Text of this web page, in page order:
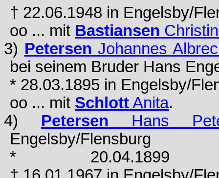
† 22.06.1948 in Engelsby/
oo ... mit Bastiansen
3) Petersen Johannes
bei seinem Bruder Hans
* 28.03.1895 in Engelsby/
oo ... mit SchlottAnita.
4) Petersen Hans
Engelsby/Flensburg
* 20.04.1899 in